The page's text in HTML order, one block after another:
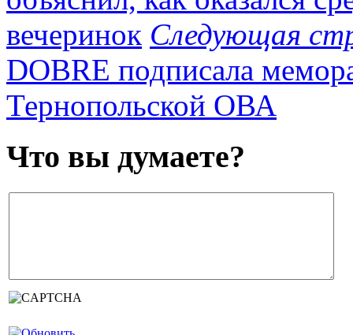
вечеринок Следующая
DOBRE подписала
Тернопольской ОВА
Что вы думаете?